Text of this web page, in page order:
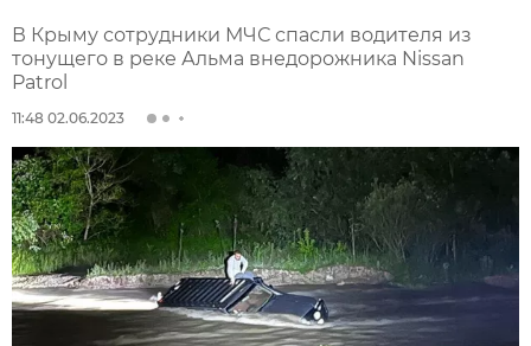
В Крыму сотрудники МЧС спасли водителя из
тонущего в реке Альма внедорожника Nissan
Patrol
11:48 02.06.2023